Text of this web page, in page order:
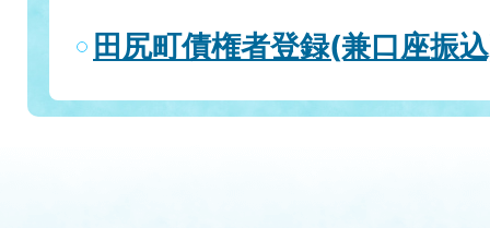
田尻町債権者登録(兼口座振